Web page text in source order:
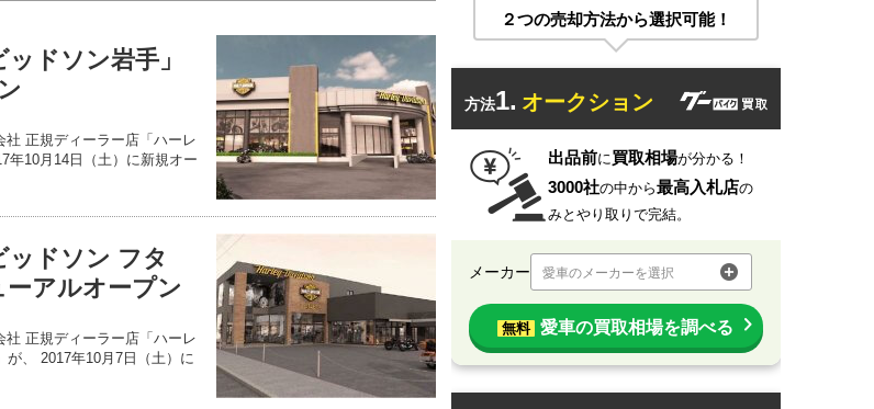
ドソン岩手」
社 正規ディーラー店「ハーレ
年10月14日（土）に新規オー
ッドソン フタ
アルオープン
社 正規ディーラー店「ハーレ
、 2017年10月7日（土）に
２つの売却方法から選択可能！
方法1. オークション
出品前に買取相場が分かる！
3000社の中から最高入札店の
みとやり取りで完結。
メーカー 愛車のメーカーを選択
無料 愛車の買取相場を調べる